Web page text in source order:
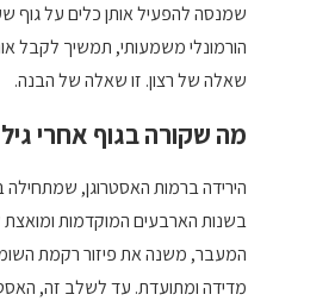
שמנסה להפעיל אותן כלים על גוף
הורמונלי משמעותי, תמשיך לקבל
שאלה של רצון. זו שאלה של הבנה.
מה שקורה בגוף אחרי גיל 40
הירידה ברמות האסטרוגן,
בשנות הארבעים המוקדמות ומואצת
המעבר, משנה את פיזור רקמת
מדידה ומתועדת. עד לשלב זה,